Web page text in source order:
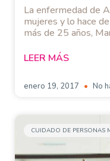
La enfermedad de
mujeres y lo hace
más de 25 años,
LEER MÁS
enero 19, 2017 No
CUIDADO DE PERSONAS